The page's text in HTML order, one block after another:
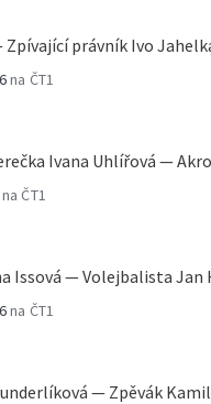
právník Ivo
na ČT1
Ivana Uhlířová —
na ČT1
Issová — Volejbalista Jan
na ČT1
— Zpěvák